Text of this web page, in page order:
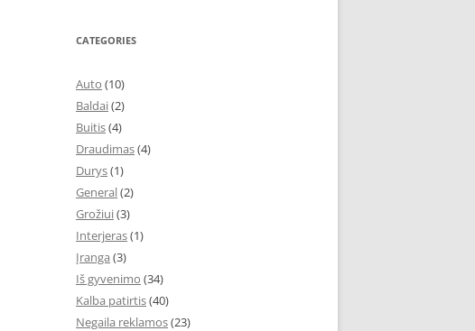
CATEGORIES
Auto (10)
Baldai(2)
Buitis(4)
Draudimas(4)
Durys(1)
General(2)
Grožiui(3)
Interjeras(1)
Įranga (3)
Iš gyvenimo (34)
Kalba patirtis(40)
Negaila reklamos(23)